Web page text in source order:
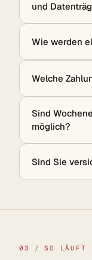
und
Wie werden
Welche
Sind
möglich?
Sind Sie
03 / SO LÄUFT